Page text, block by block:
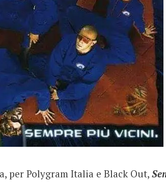
per Polygram Italia e Black Out,